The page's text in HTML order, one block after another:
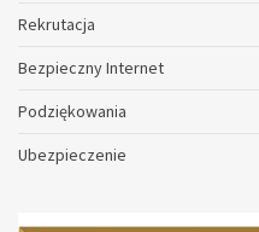
Rekrutacja
Bezpieczny Internet
Podziękowania
Ubezpieczenie